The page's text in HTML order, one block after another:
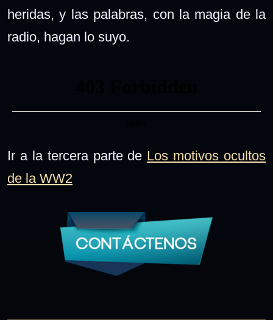
heridas, y las palabras, con la magia de la
radio, hagan lo suyo.
Ir a la tercera parte de Los motivos ocultos
de la WW2